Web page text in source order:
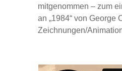
mitgenommen – zum
an „1984“ von George
Zeichnungen/